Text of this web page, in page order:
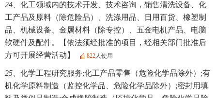
24、 化工领域内的技术开发、技术咨询，销售清洗设备、化
工产品及原料（除危险品）、洗涤用品、日用百货、橡塑制
品、机械设备、金属材料（除专控）、五金电机产品、电脑
软硬件及配件。【依法须经批准的项目，经相关部门批准后
方可开展经营活动】
822人使用
25、 化学工程研究服务;化工产品零售（危险化学品除外）;有
机化学原料制造（监控化学品、危险化学品除外）;密封用填